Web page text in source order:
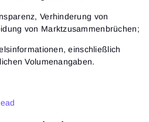
Verhinderung von
von Marktzusammenbrüchen;
einschließlich
Volumenangaben.